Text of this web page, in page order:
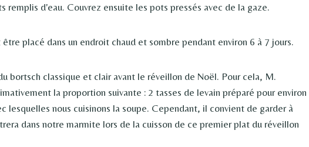
remplis d'eau. Couvrez ensuite les pots pressés avec de la gaze.
placé dans un endroit chaud et sombre pendant environ 6 à 7 jours.
bortsch classique et clair avant le réveillon de Noël. Pour cela, M.
la proportion suivante : 2 tasses de levain préparé pour environ
lesquelles nous cuisinons la soupe. Cependant, il convient de garder à
dans notre marmite lors de la cuisson de ce premier plat du réveillon